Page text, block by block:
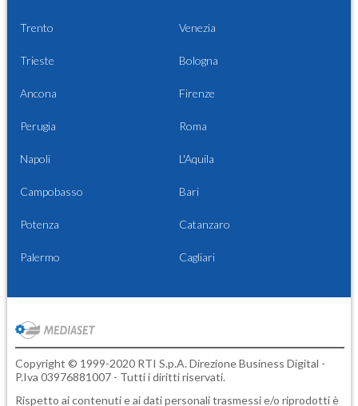
Trento Venezia
Trieste Bologna
Ancona Firenze
Perugia Roma
Napoli L'Aquila
Campobasso Bari
Potenza Catanzaro
Palermo Cagliari
Copyright © 1999-2020 RTI S.p.A. Direzione Business Digital -
P.Iva 03976881007 - Tutti i diritti riservati.
Rispetto ai contenuti e ai dati personali trasmessi e/o riprodotti è